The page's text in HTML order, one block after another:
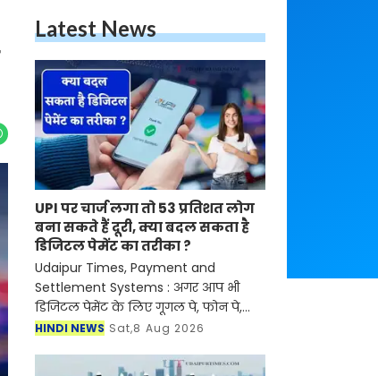
Latest News
UPI पर चार्ज लगा तो 53 प्रतिशत लोग
बना सकते हैं दूरी, क्या बदल सकता है
डिजिटल पेमेंट का तरीका ?
Udaipur Times, Payment and
Settlement Systems : अगर आप भी
डिजिटल पेमेंट के लिए गूगल पे, फोन पे,
पेटीएम का इस्तेमाल करते हैं तो यह खबर
सरकार पेमेंट एंड सेटलमेंट सिस
HINDI NEWS Sat,8 Aug 2026